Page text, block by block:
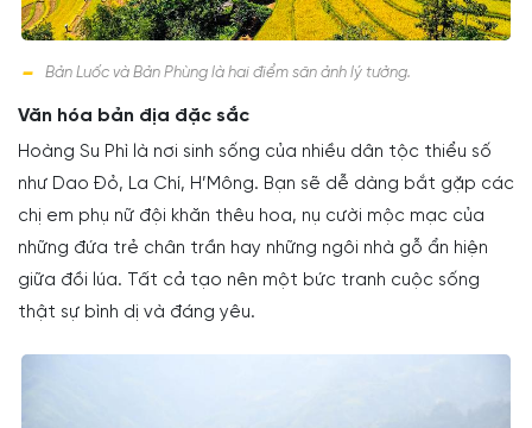
Bản Luốc và Bản Phùng là hai điểm săn ảnh lý tưởng.
Văn hóa bản địa đặc sắc
Hoàng Su Phì là nơi sinh sống của nhiều dân tộc thiểu số
như Dao Đỏ, La Chí, H’Mông. Bạn sẽ dễ dàng bắt gặp các
chị em phụ nữ đội khăn thêu hoa, nụ cười mộc mạc của
những đứa trẻ chân trần hay những ngôi nhà gỗ ẩn hiện
giữa đồi lúa. Tất cả tạo nên một bức tranh cuộc sống
thật sự bình dị và đáng yêu.